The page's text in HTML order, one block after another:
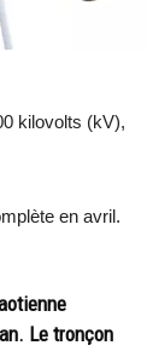
kilovolts (kV),
en avril.
Le tronçon